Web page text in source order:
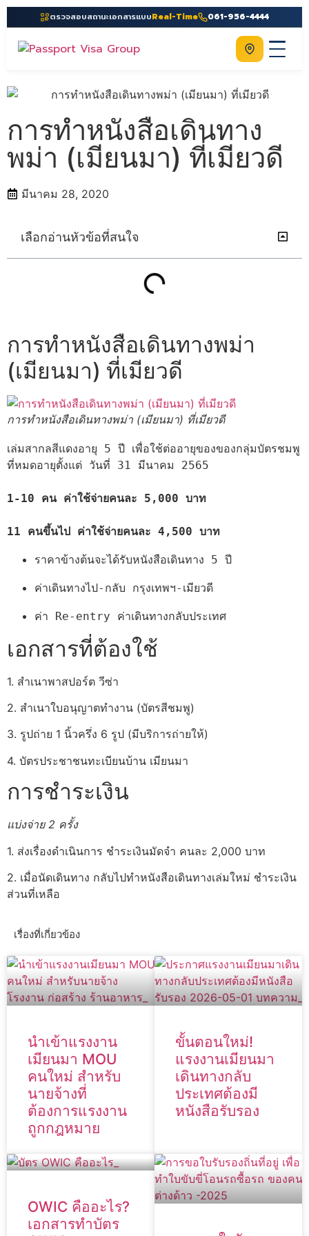
ตรวจสอบสถานะเอกสารแบบReal-Time 061-956-4444
Home
เกี่ยวกับเรา
บริการ
คู่มือ
ความรู้
ประเทศ
ติดต่อเรา
ติดต่อเรา
การทำหนังสือเดินทาง
พม่า (เมียนมา) ที่เมียวดี
มีนาคม 28, 2020
เลือกอ่านหัวข้อที่สนใจ
การทำหนังสือเดินทางพม่า
(เมียนมา) ที่เมียวดี
การทำหนังสือเดินทางพม่า (เมียนมา) ที่เมียวดี
เล่มสากลสีแดงอายุ 5 ปี เพื่อใช้ต่ออายุของของกลุ่มบัตรชมพู
ที่หมดอายุตั้งแต่ วันที่ 31 มีนาคม 2565
1-10 คน ค่าใช้จ่ายคนละ 5,000 บาท
11 คนขึ้นไป ค่าใช้จ่ายคนละ 4,500 บาท
ราคาข้างต้นจะได้รับหนังสือเดินทาง 5 ปี
ค่าเดินทางไป-กลับ กรุงเทพฯ-เมียวดี
ค่า Re-entry ค่าเดินทางกลับประเทศ
เอกสารที่ต้องใช้
1. สำเนาพาสปอร์ต วีซ่า
2. สำเนาใบอนุญาตทำงาน (บัตรสีชมพู)
3. รูปถ่าย 1 นิ้วครึ่ง 6 รูป (มีบริการถ่ายให้)
4. บัตรประชาชนทะเบียนบ้าน เมียนมา
การชำระเงิน
แบ่งจ่าย 2 ครั้ง
1. ส่งเรื่องดำเนินการ ชำระเงินมัดจำ คนละ 2,000 บาท
2. เมื่อนัดเดินทาง กลับไปทำหนังสือเดินทางเล่มใหม่ ชำระเงิน
ส่วนที่เหลือ
เรื่องที่เกี่ยวข้อง
นำเข้าแรงงาน
เมียนมา MOU
คนใหม่ สำหรับ
นายจ้างที่
ต้องการแรงงาน
ถูกกฎหมาย
ขั้นตอนใหม่!
แรงงานเมียนมา
เดินทางกลับ
ประเทศต้องมี
หนังสือรับรอง
OWIC คืออะไร?
เอกสารทำบัตร